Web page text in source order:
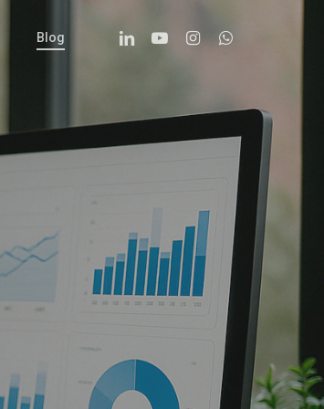
Blog LinkedinYoutubeInstagramWhatsapp